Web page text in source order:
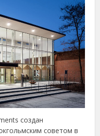
создан
советом в